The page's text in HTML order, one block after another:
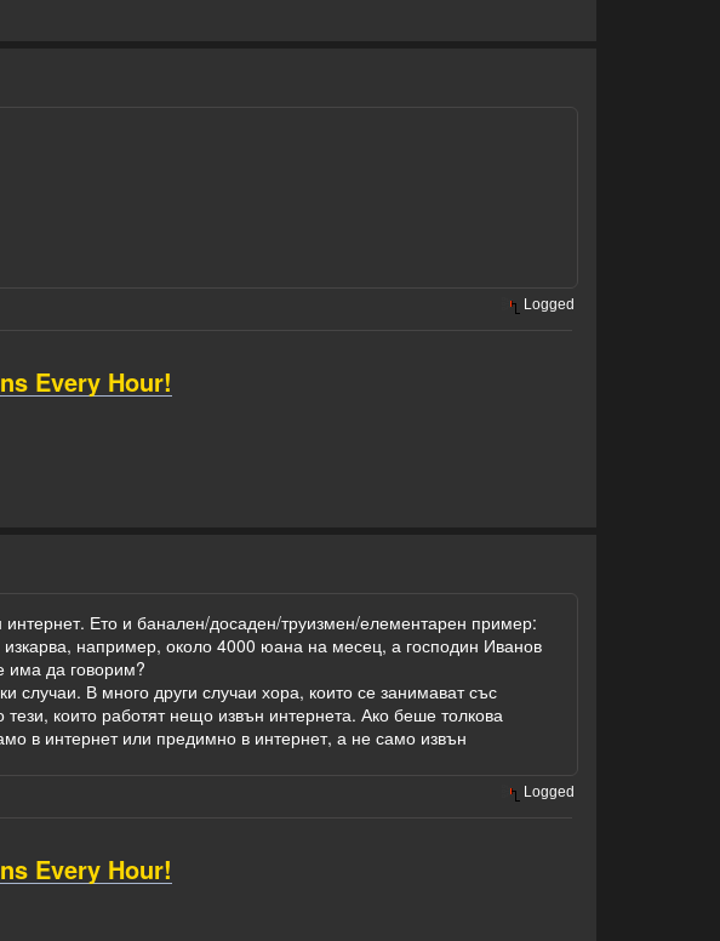
Logged
Every Hour!
интернет. Ето и банален/досаден/труизмен/елементарен пример:
например, около 4000 юана на месец, а господин Иванов
има да говорим?
В много други случаи хора, които се занимават със
които работят нещо извън интернета. Ако беше толкова
в интернет или предимно в интернет, а не само извън
Logged
Every Hour!